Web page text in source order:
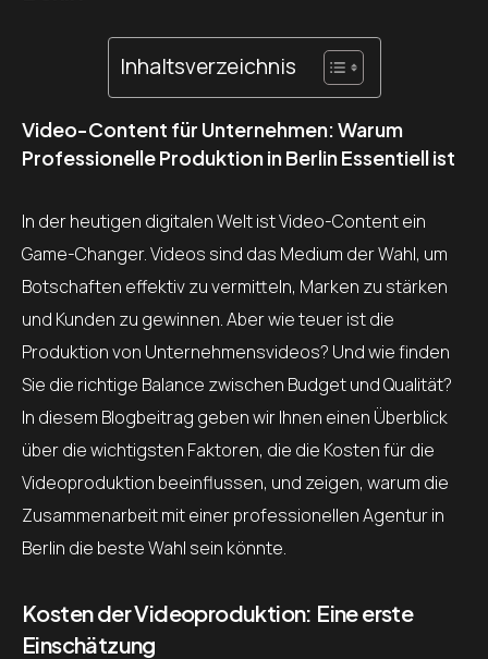
Inhaltsverzeichnis
Video-Content für Unternehmen: Warum
Professionelle Produktion in Berlin Essentiell ist
In der heutigen digitalen Welt ist Video-Content ein
Game-Changer. Videos sind das Medium der Wahl, um
Botschaften effektiv zu vermitteln, Marken zu stärken
und Kunden zu gewinnen. Aber wie teuer ist die
Produktion von Unternehmensvideos? Und wie finden
Sie die richtige Balance zwischen Budget und Qualität?
In diesem Blogbeitrag geben wir Ihnen einen Überblick
über die wichtigsten Faktoren, die die Kosten für die
Videoproduktion beeinflussen, und zeigen, warum die
Zusammenarbeit mit einer professionellen Agentur in
Berlin die beste Wahl sein könnte.
Kosten der Videoproduktion: Eine erste
Einschätzung